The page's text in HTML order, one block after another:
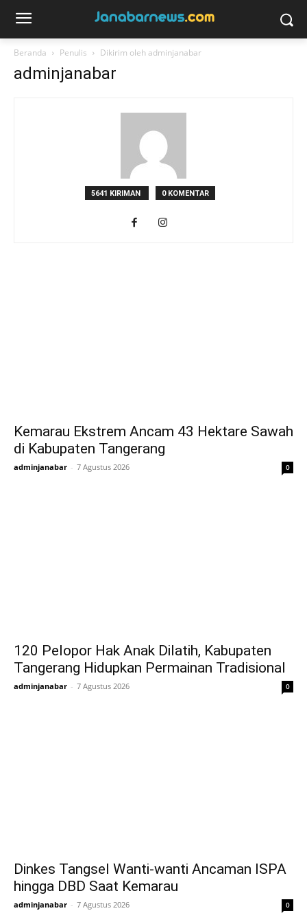
Beranda Penulis Dikirim oleh adminjanabar
adminjanabar
5641 KIRIMAN 0 KOMENTAR
Kemarau Ekstrem Ancam 43 Hektare Sawah
di Kabupaten Tangerang
adminjanabar - 7 Agustus 2026 0
120 Pelopor Hak Anak Dilatih, Kabupaten
Tangerang Hidupkan Permainan Tradisional
adminjanabar - 7 Agustus 2026 0
Dinkes Tangsel Wanti-wanti Ancaman ISPA
hingga DBD Saat Kemarau
adminjanabar - 7 Agustus 2026 0